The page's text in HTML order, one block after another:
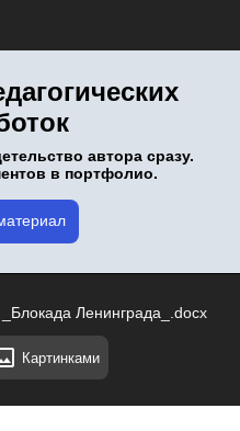
автора сразу.
в портфолио.
Ленинграда_.docx
Картинками